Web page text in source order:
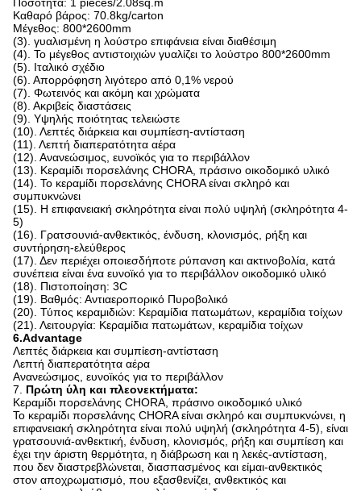
Καθαρό βάρος: 70.8kg/carton
Μέγεθος: 800*2600mm
(3). γυαλισμένη η λούστρο επιφάνεια είναι διαθέσιμη
(4). Το μέγεθος αντιστοιχιών γυαλίζει το λούστρο 800*2600mm
(5). Ιταλικό σχέδιο
(6). Απορρόφηση λιγότερο από 0,1% νερού
(7). Φωτεινός και ακόμη και χρώματα
(8). Ακριβείς διαστάσεις
(9). Υψηλής ποιότητας τελειώστε
(10). Λεπτές διάρκεια και συμπίεση-αντίσταση
(11). Λεπτή διαπερατότητα αέρα
(12). Ανανεώσιμος, ευνοϊκός για το περιβάλλον
(13). Κεραμίδι πορσελάνης CHORA, πράσινο οικοδομικό υλικό
(14). Το κεραμίδι πορσελάνης CHORA είναι σκληρό και
συμπυκνώνει
(15). Η επιφανειακή σκληρότητα είναι πολύ υψηλή (σκληρότητα 4-
5)
(16). Γρατσουνιά-ανθεκτικός, ένδυση, κλονισμός, ρήξη και
συντήρηση-ελεύθερος
(17). Δεν περιέχει οποιεσδήποτε ρύπανση και ακτινοβολία, κατά
συνέπεια είναι ένα ευνοϊκό για το περιβάλλον οικοδομικό υλικό
(18). Πιστοποίηση: 3C
(19). Βαθμός: Αντιαεροπορικό Πυροβολικό
(20). Τύπος κεραμιδιών: Κεραμίδια πατωμάτων, κεραμίδια τοίχων
(21). Λειτουργία: Κεραμίδια πατωμάτων, κεραμίδια τοίχων
6.Advantage
Λεπτές διάρκεια και συμπίεση-αντίσταση
Λεπτή διαπερατότητα αέρα
Ανανεώσιμος, ευνοϊκός για το περιβάλλον
7. Πρώτη ύλη και πλεονεκτήματα:
Κεραμίδι πορσελάνης CHORA, πράσινο οικοδομικό υλικό
Το κεραμίδι πορσελάνης CHORA είναι σκληρό και συμπυκνώνει, η
επιφανειακή σκληρότητα είναι πολύ υψηλή (σκληρότητα 4-5), είναι
γρατσουνιά-ανθεκτική, ένδυση, κλονισμός, ρήξη και συμπίεση και
έχει την άριστη θερμότητα, η διάβρωση και η λεκές-αντίσταση,
που δεν διαστρεβλώνεται, διασπασμένος και είμαι-ανθεκτικός
στον αποχρωματισμό, που εξασθενίζει, ανθεκτικός και